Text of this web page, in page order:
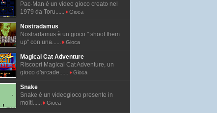
Pac-Man é un video gioco creato nel
1979 da Toru......
Gioca
Nostradamus
Nostradamus è un gioco " shoot them
up" con una......
Gioca
Magical Cat Adventure
Riscopri Magical Cat Adventure, un
gioco d'arcade......
Gioca
Snake
Snake è un videogioco presente in
molti......
Gioca